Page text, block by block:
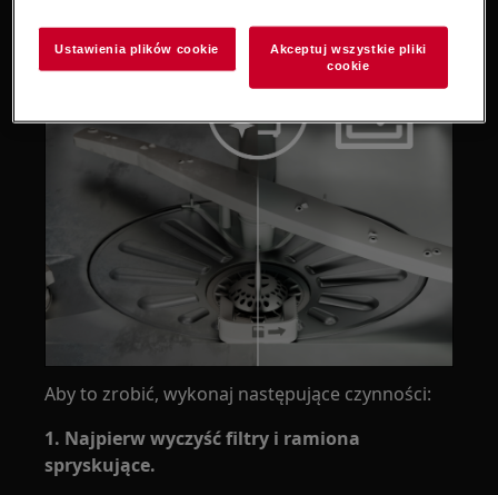
Aby to zrobić, wykonaj następujące czynności:
1. Najpierw wyczyść filtry i ramiona
spryskujące.
Ustawienia plików cookie
Akceptuj wszystkie pliki
cookie